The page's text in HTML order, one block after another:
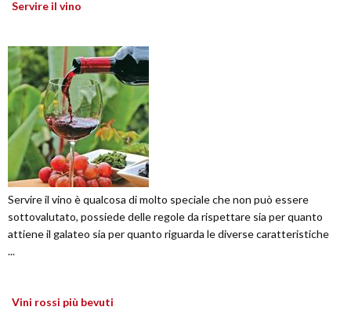
Servire il vino
Servire il vino è qualcosa di molto speciale che non può essere
sottovalutato, possiede delle regole da rispettare sia per quanto
attiene il galateo sia per quanto riguarda le diverse caratteristiche
...
Vini rossi più bevuti